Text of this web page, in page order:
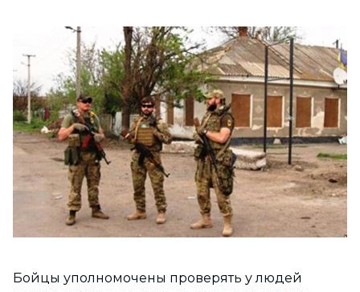
Бойцы уполномочены проверять у людей